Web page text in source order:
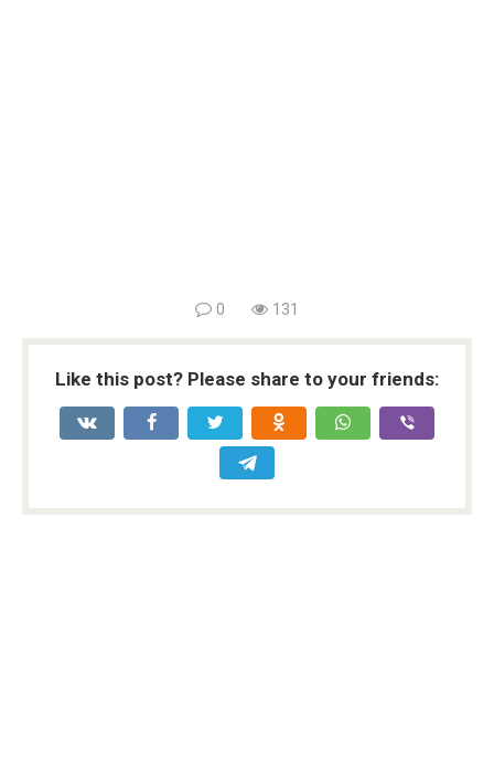
0 131
Like this post? Please share to your friends: